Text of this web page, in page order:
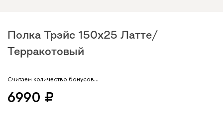
Полка Трэйс 150x25 Латте/
Терракотовый
Арт. 343292
Считаем количество бонусов…
6990